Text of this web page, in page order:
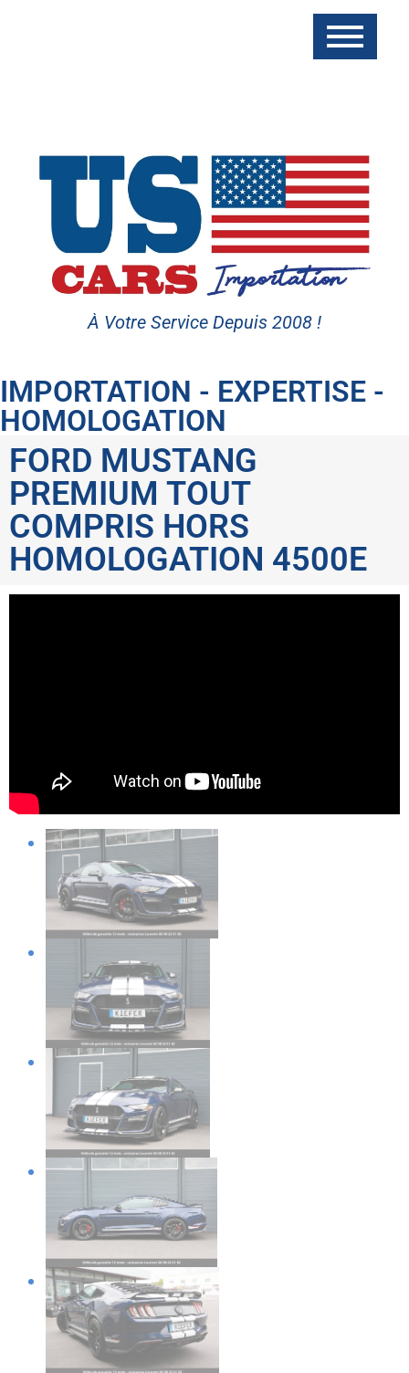
À Votre Service Depuis 2008 !
IMPORTATION - EXPERTISE -
HOMOLOGATION
FORD MUSTANG
PREMIUM TOUT
COMPRIS HORS
HOMOLOGATION 4500E